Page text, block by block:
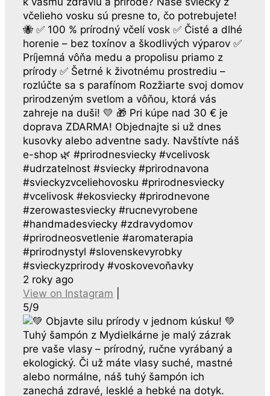
včelieho vosku sú presne to, čo potrebujete!
🐝 ✅ 100 % prírodný včelí vosk ✅ Čisté a dlhé
horenie – bez toxínov a škodlivých výparov ✅
Príjemná vôňa medu a propolisu priamo z
prírody ✅ Šetrné k životnému prostrediu –
rozlúčte sa s parafínom Rozžiarte svoj domov
prirodzeným svetlom a vôňou, ktorá vás
zahreje na duši! 💛 🎁 Pri kúpe nad 30 € je
doprava ZDARMA! Objednajte si už dnes
kusovky alebo adventne sady. Navštívte náš
e-shop 🌿 #prirodnesviecky #vcelivosk
#udrzatelnost #sviecky #prirodnavona
#svieckyzvceliehovosku #prirodnesviecky
#vcelivosk #ekosviecky #prirodnevone
#zerowastesviecky #rucnevyrobene
#handmadesviecky #zdravydomov
#prirodneosvetlenie #aromaterapia
#prirodnystyl #slovenskevyrobky
#svieckyzprirody #voskovevoňavky
2 roky ago
View on Instagram
5/9